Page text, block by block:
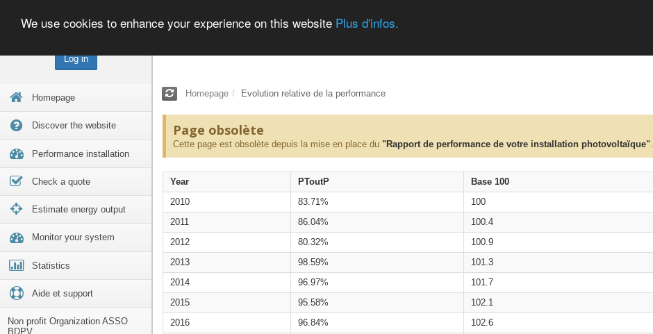
Log in
Homepage
Discover the website
Performance installation
Check a quote
Estimate energy output
Monitor your system
Statistics
Aide et support
Non profit Organization ASSO
BDPV
We use cookies to enhance your experience on this website Plus d'infos.
Homepage Evolution relative de la performance
Page obsolète
Cette page est obsolète depuis la mise en place du "Rapport de performance de votre installation photovoltaïque".
Year PToutP
Base 100
2010
83.71%
100
2011
86.04%
100.4
2012
80.32%
100.9
2013
98.59%
101.3
2014
96.97%
101.7
2015
95.58%
102.1
2016
96.84%
102.6